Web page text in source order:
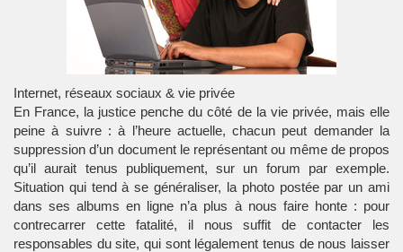
Internet, réseaux sociaux & vie privée
En France, la justice penche du côté de la vie privée, mais elle
peine à suivre : à l’heure actuelle, chacun peut demander la
suppression d’un document le représentant ou même de propos
qu’il aurait tenus publiquement, sur un forum par exemple.
Situation qui tend à se généraliser, la photo postée par un ami
dans ses albums en ligne n’a plus à nous faire honte : pour
contrecarrer cette fatalité, il nous suffit de contacter les
responsables du site, qui sont légalement tenus de nous laisser